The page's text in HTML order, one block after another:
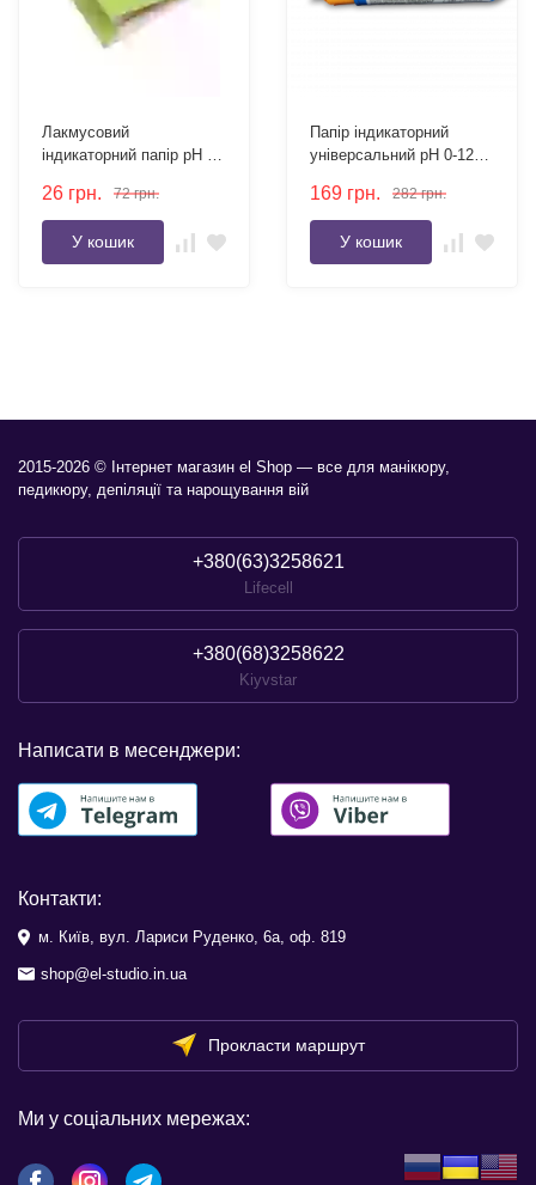
Лакмусовий
індикаторний папір pH 1-
26 грн. 72 грн.
У кошик
Папір індикаторний
універсальний pH 0-12
169 грн. 282 грн.
У кошик
2015-2026 © Інтернет магазин el Shop — все для манікюру,
педикюру, депіляції та нарощування вій
+380(63)3258621
Lifecell
+380(68)3258622
Kiyvstar
Написати в месенджери:
Контакти:
м. Київ, вул. Лариси Руденко, 6а, оф. 819
shop@el-studio.in.ua
Прокласти маршрут
Ми у соціальних мережах: